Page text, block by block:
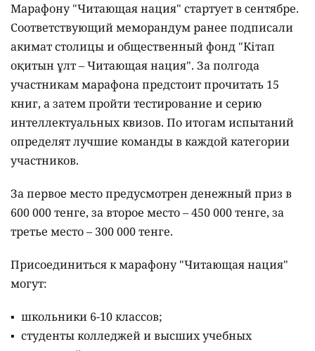
Марафону "Читающая нация" стартует в сентябре.
Соответствующий меморандум ранее подписали
акимат столицы и общественный фонд "Кітап
оқитын ұлт – Читающая нация". За полгода
участникам марафона предстоит прочитать 15
книг, а затем пройти тестирование и серию
интеллектуальных квизов. По итогам испытаний
определят лучшие команды в каждой категории
участников.
За первое место предусмотрен денежный приз в
600 000 тенге, за второе место – 450 000 тенге, за
третье место – 300 000 тенге.
Присоединиться к марафону "Читающая нация"
могут:
школьники 6-10 классов;
студенты колледжей и высших учебных